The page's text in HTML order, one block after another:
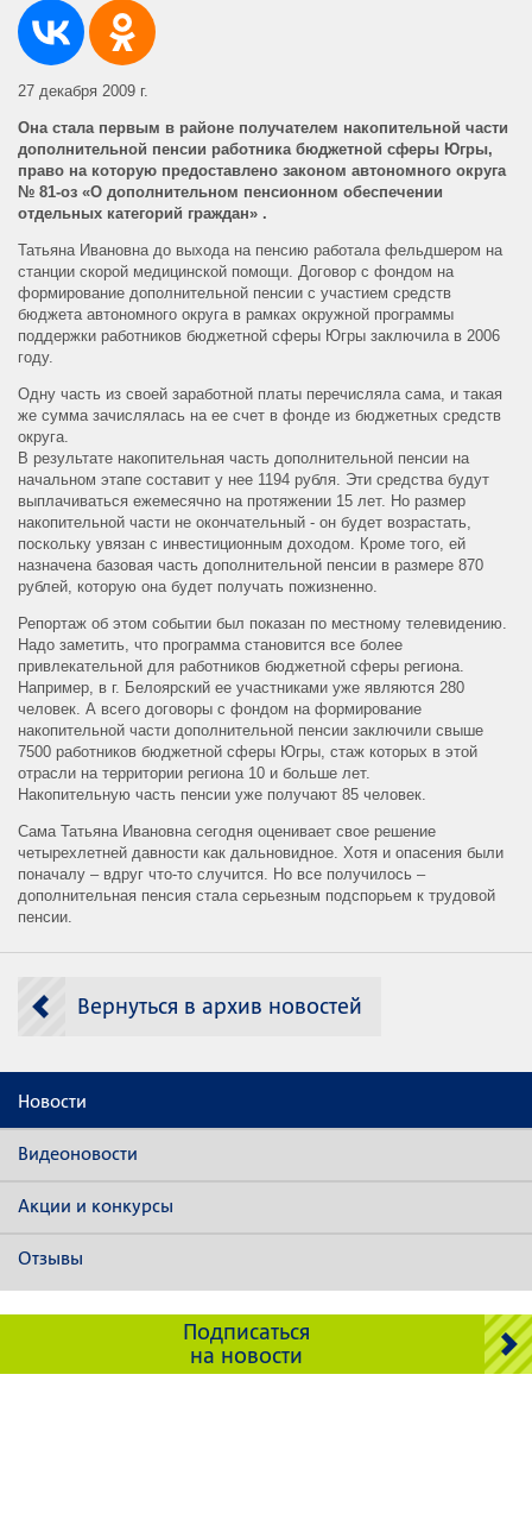
27 декабря 2009 г.
Она стала первым в районе получателем накопительной части
дополнительной пенсии работника бюджетной сферы Югры,
право на которую предоставлено законом автономного округа
№ 81-оз «О дополнительном пенсионном обеспечении
отдельных категорий граждан» .
Татьяна Ивановна до выхода на пенсию работала фельдшером на
станции скорой медицинской помощи. Договор с фондом на
формирование дополнительной пенсии с участием средств
бюджета автономного округа в рамках окружной программы
поддержки работников бюджетной сферы Югры заключила в 2006
году.
Одну часть из своей заработной платы перечисляла сама, и такая
же сумма зачислялась на ее счет в фонде из бюджетных средств
округа.
В результате накопительная часть дополнительной пенсии на
начальном этапе составит у нее 1194 рубля. Эти средства будут
выплачиваться ежемесячно на протяжении 15 лет. Но размер
накопительной части не окончательный - он будет возрастать,
поскольку увязан с инвестиционным доходом. Кроме того, ей
назначена базовая часть дополнительной пенсии в размере 870
рублей, которую она будет получать пожизненно.
Репортаж об этом событии был показан по местному телевидению.
Надо заметить, что программа становится все более
привлекательной для работников бюджетной сферы региона.
Например, в г. Белоярский ее участниками уже являются 280
человек. А всего договоры с фондом на формирование
накопительной части дополнительной пенсии заключили свыше
7500 работников бюджетной сферы Югры, стаж которых в этой
отрасли на территории региона 10 и больше лет.
Накопительную часть пенсии уже получают 85 человек.
Сама Татьяна Ивановна сегодня оценивает свое решение
четырехлетней давности как дальновидное. Хотя и опасения были
поначалу – вдруг что-то случится. Но все получилось –
дополнительная пенсия стала серьезным подспорьем к трудовой
пенсии.
Вернуться в архив новостей
Новости
Видеоновости
Акции и конкурсы
Отзывы
Подписаться
на новости